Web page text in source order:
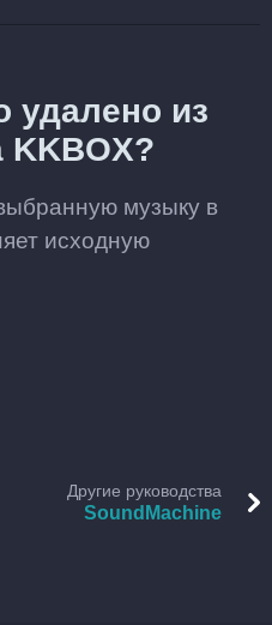
удалено из
KKBOX?
музыку в
исходную
Другие руководства
SoundMachine